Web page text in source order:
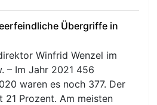
Übergriffe in
Winfrid Wenzel im
– Im Jahr 2021 456
waren es noch 377. Der
21 Prozent. Am meisten